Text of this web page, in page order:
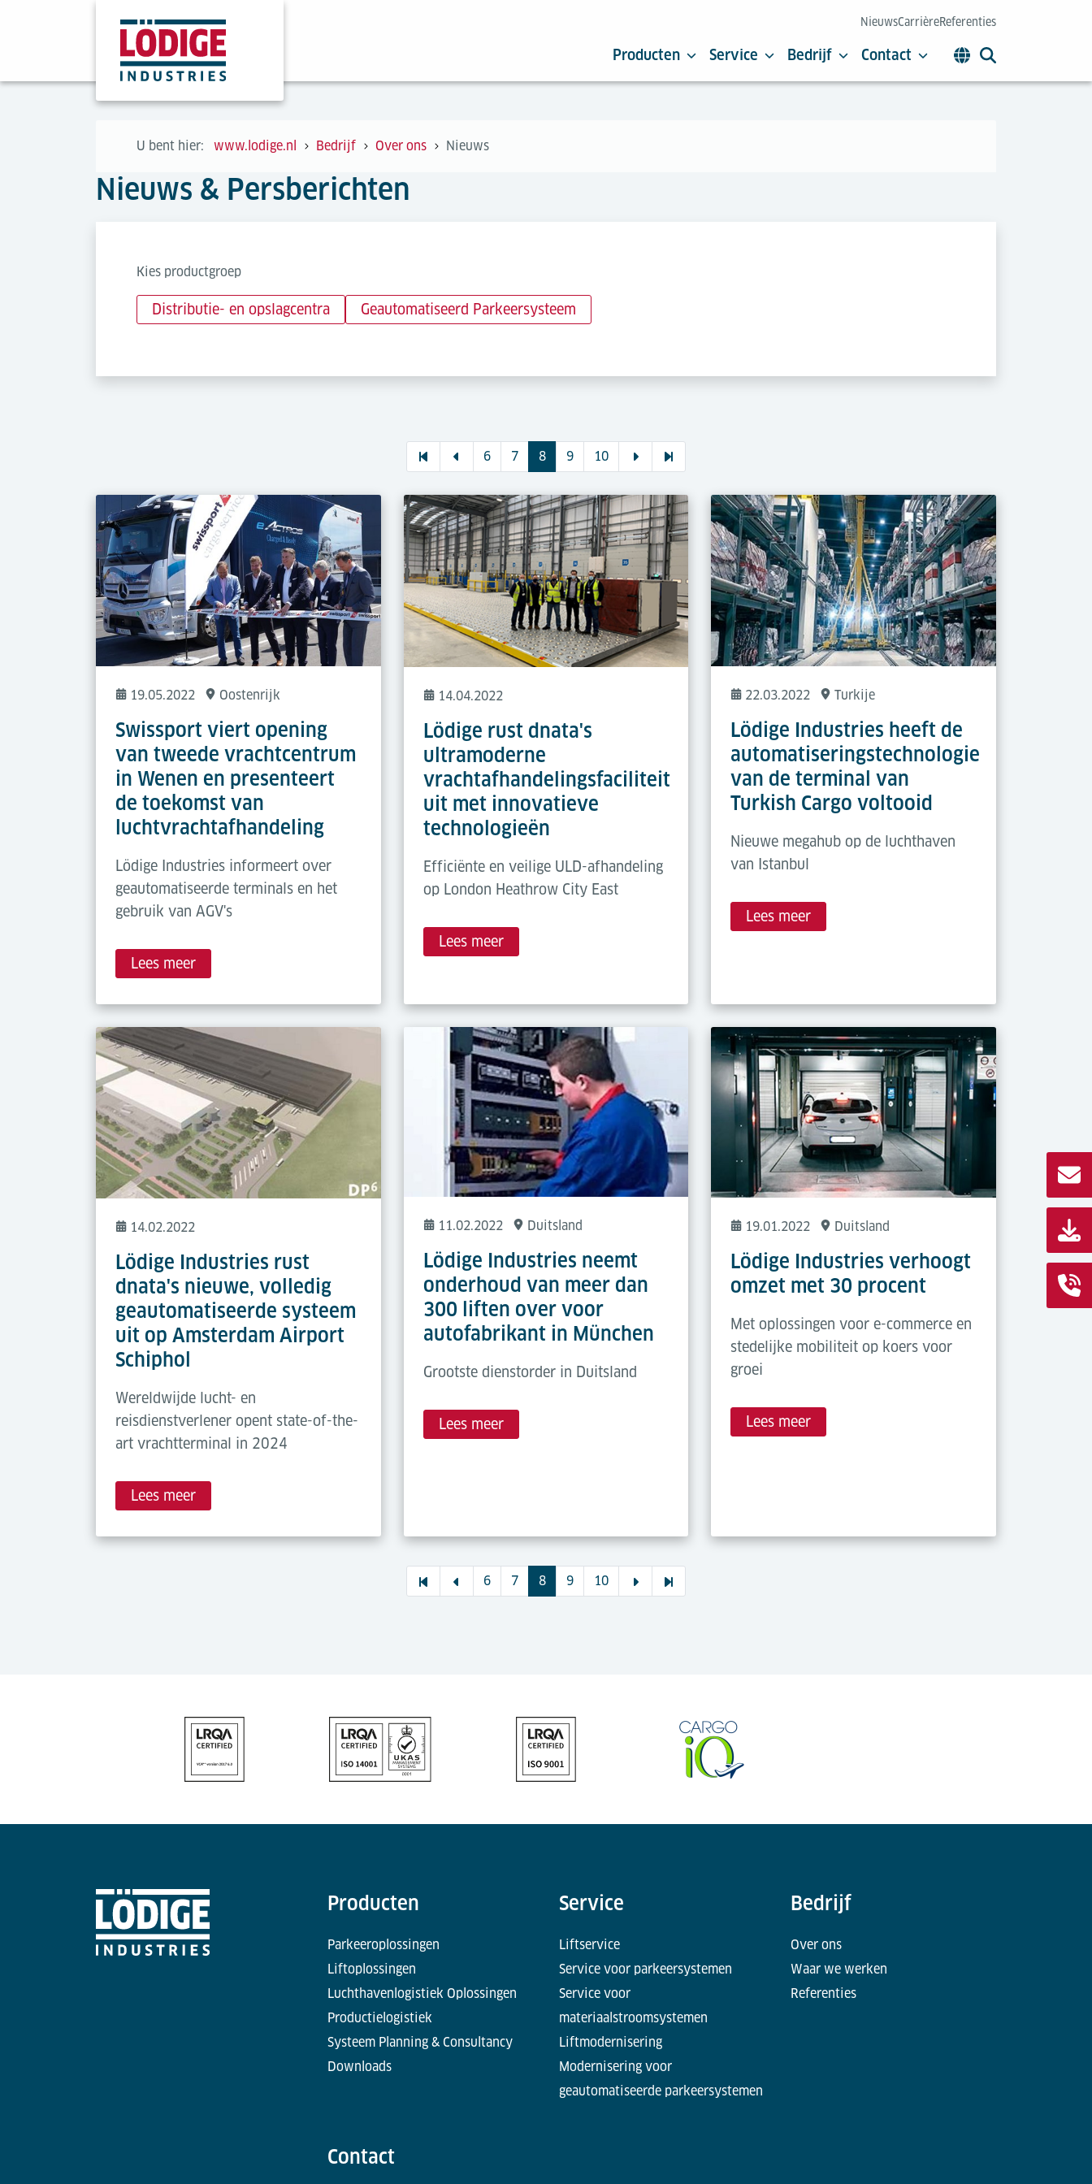
NieuwsCarrièreReferenties
Producten Service Bedrijf Contact
U bent hier: www.lodige.nl Bedrijf Over ons Nieuws
Nieuws & Persberichten
Kies productgroep
Distributie- en opslagcentra Geautomatiseerd Parkeersysteem
6 7 8 9 10
19.05.2022 Oostenrijk
Swissport viert opening
van tweede vrachtcentrum
in Wenen en presenteert
de toekomst van
luchtvrachtafhandeling
Lödige Industries informeert over
geautomatiseerde terminals en het
gebruik van AGV's
Lees meer
14.04.2022
Lödige rust dnata's
ultramoderne
vrachtafhandelingsfaciliteit
uit met innovatieve
technologieën
Efficiënte en veilige ULD-afhandeling
op London Heathrow City East
Lees meer
22.03.2022 Turkije
Lödige Industries heeft de
automatiseringstechnologie
van de terminal van
Turkish Cargo voltooid
Nieuwe megahub op de luchthaven
van Istanbul
Lees meer
14.02.2022
Lödige Industries rust
dnata's nieuwe, volledig
geautomatiseerde systeem
uit op Amsterdam Airport
Schiphol
Wereldwijde lucht- en
reisdienstverlener opent state-of-the-
art vrachtterminal in 2024
Lees meer
11.02.2022 Duitsland
Lödige Industries neemt
onderhoud van meer dan
300 liften over voor
autofabrikant in München
Grootste dienstorder in Duitsland
Lees meer
19.01.2022 Duitsland
Lödige Industries verhoogt
omzet met 30 procent
Met oplossingen voor e-commerce en
stedelijke mobiliteit op koers voor
groei
Lees meer
6 7 8 9 10
Producten
Parkeeroplossingen
Liftoplossingen
Luchthavenlogistiek Oplossingen
Productielogistiek
Systeem Planning & Consultancy
Downloads
Service
Liftservice
Service voor parkeersystemen
Service voor
materiaalstroomsystemen
Liftmodernisering
Modernisering voor
geautomatiseerde parkeersystemen
Bedrijf
Over ons
Waar we werken
Referenties
Contact